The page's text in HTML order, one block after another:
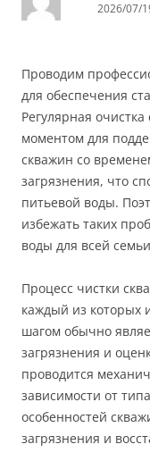
2026/07/
Проводим
для обеспечения
Регулярная
моментом для
скважин со
загрязнения, что
питьевой воды.
избежать таких
воды для всей
Процесс чистки
каждый из которых
шагом обычно
загрязнения и
проводится
зависимости от
особенностей
загрязнения и